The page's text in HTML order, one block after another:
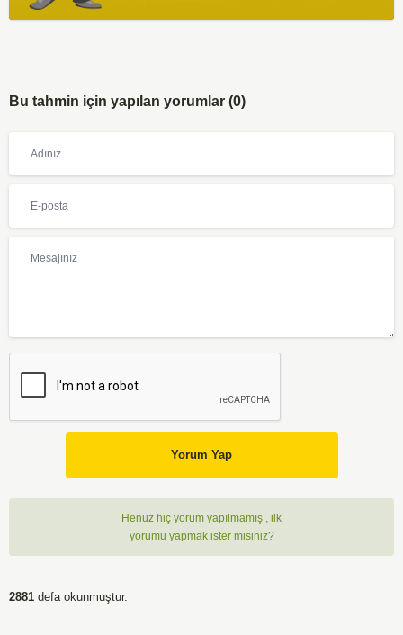
Bu tahmin için yapılan yorumlar (0)
Yorum Yap
Henüz hiç yorum yapılmamış , ilk
yorumu yapmak ister misiniz?
2881 defa okunmuştur.